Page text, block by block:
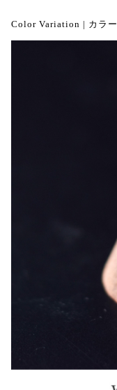
Color Variation | カラー